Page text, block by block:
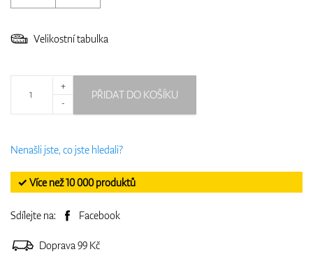
Velikostní tabulka
+
-
PŘIDAT DO KOŠÍKU
Nenašli jste, co jste hledali?
✓ Více než 10 000 produktů
Sdílejte na: Facebook
Doprava 99 Kč